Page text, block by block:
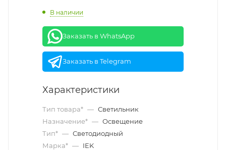
В наличии
Заказать в WhatsApp
Заказать в Telegram
Характеристики
Тип товара* — Светильник
Назначение* — Освещение
Тип* — Светодиодный
Марка* — IEK